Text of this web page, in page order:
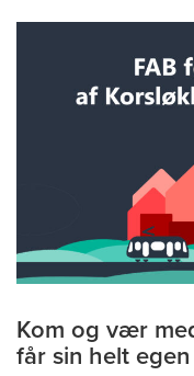
Kom og vær
får sin helt